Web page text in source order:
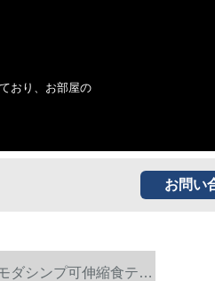
おり、お部屋の
お問い
ダシンプ可伸縮食テー